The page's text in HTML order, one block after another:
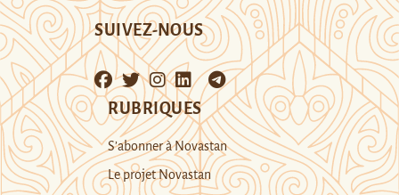
SUIVEZ-NOUS
RUBRIQUES
S’abonner à Novastan
Le projet Novastan